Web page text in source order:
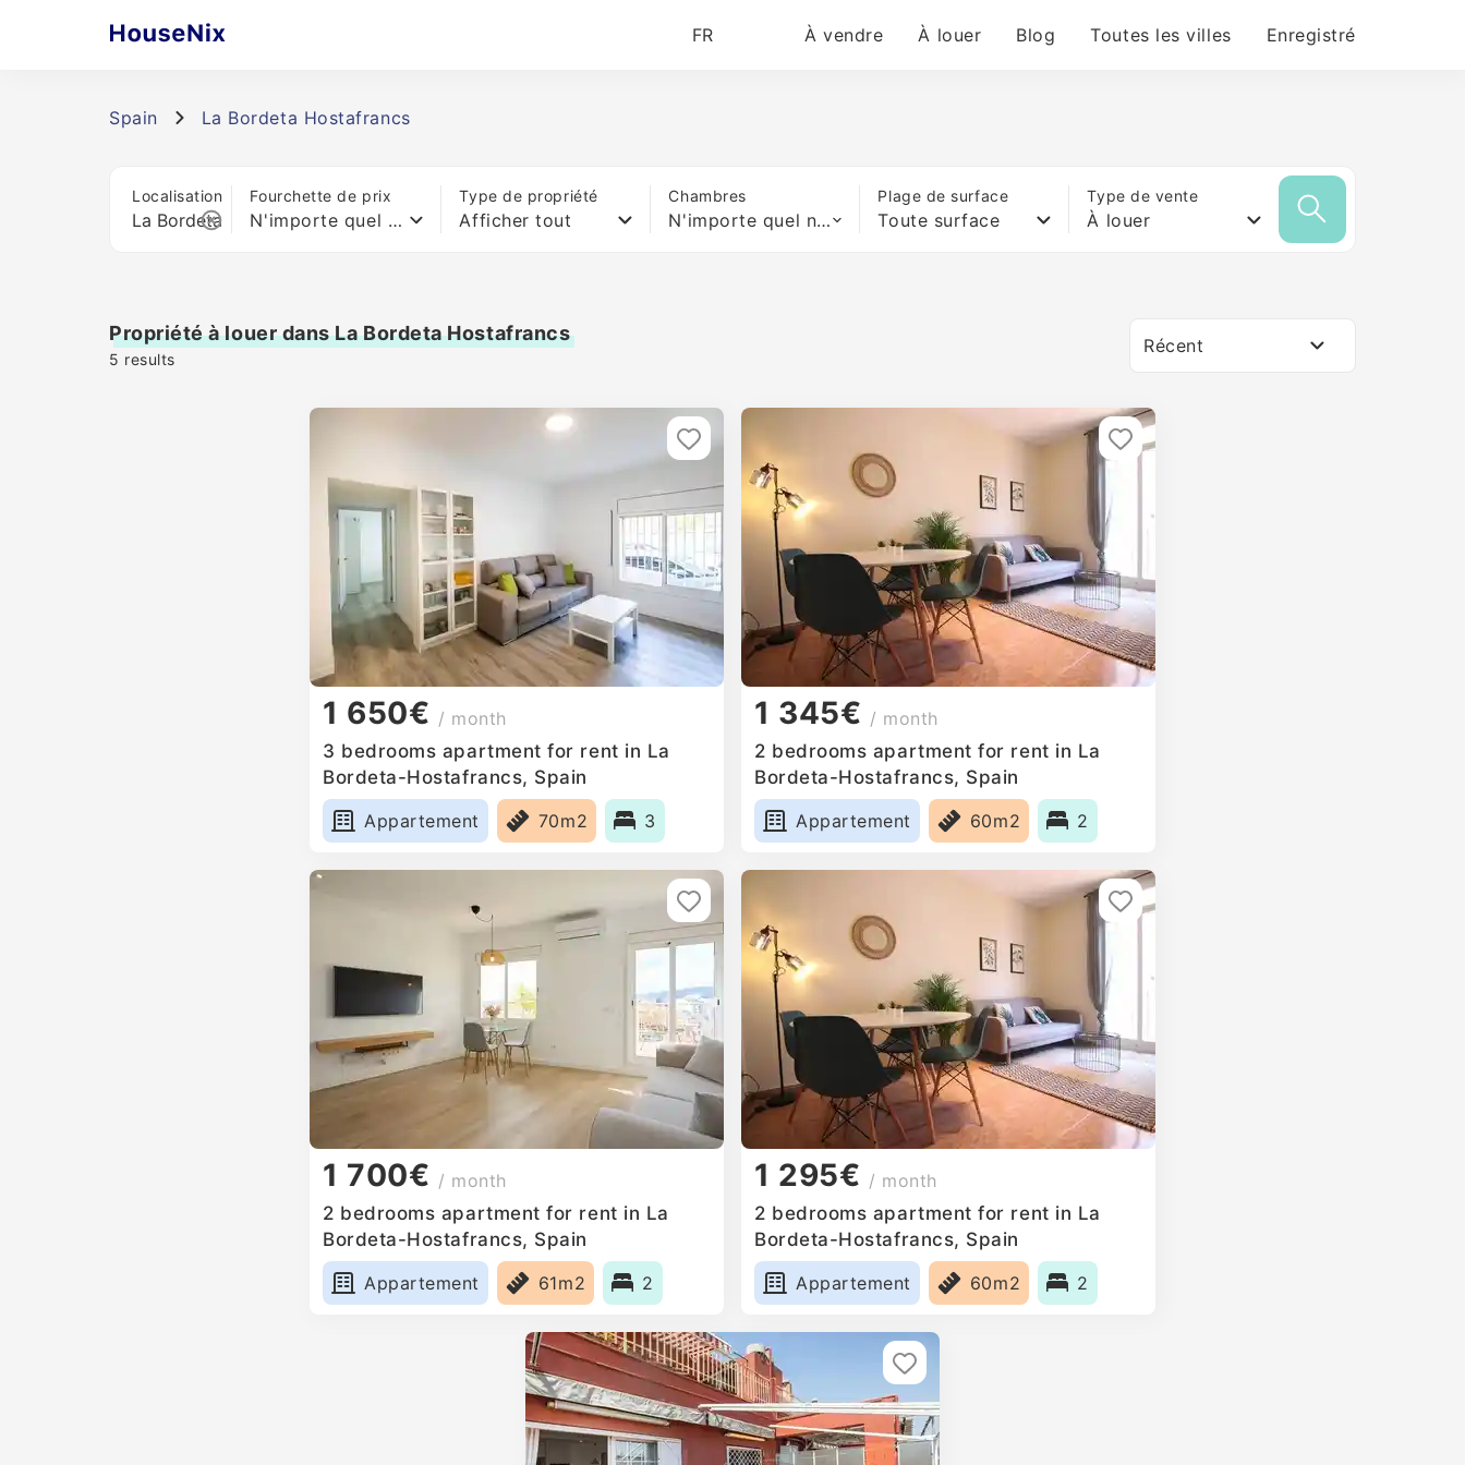
FR À vendre À louer Blog Toutes les villes Enregistré
Spain La Bordeta Hostafrancs
Localisation Fourchette de prix
N'importe quel prix
Type de propriété
Afficher tout
Chambres
N'importe quel nombre de lits
Plage de surface
Toute surface
Type de vente
À louer
Propriété à louer dans La Bordeta Hostafrancs
5 results
Récent
1 650€ / month
3 bedrooms apartment for rent in La
Bordeta-Hostafrancs, Spain
Appartement
70m2 3
1 345€ / month
2 bedrooms apartment for rent in La
Bordeta-Hostafrancs, Spain
Appartement
60m2 2
1 700€ / month
2 bedrooms apartment for rent in La
Bordeta-Hostafrancs, Spain
Appartement
61m2 2
1 295€ / month
2 bedrooms apartment for rent in La
Bordeta-Hostafrancs, Spain
Appartement
60m2 2